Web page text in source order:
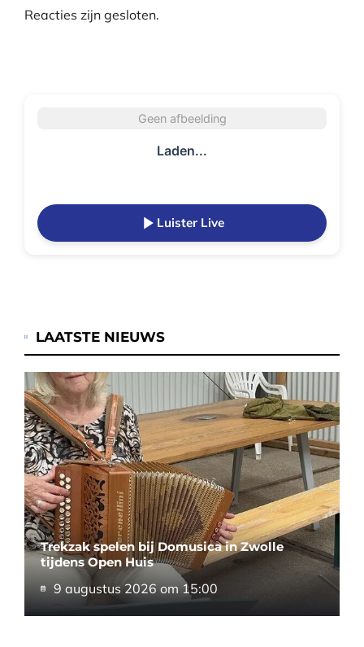
Reacties zijn gesloten.
Geen afbeelding
Laden...
Luister Live
LAATSTE NIEUWS
Trekzak spelen bij Domusica in Zwolle
tijdens Open Huis
9 augustus 2026 om 15:00